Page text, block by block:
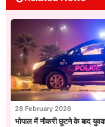
28 February 2026
भोपाल में नौकरी छूटने के बाद